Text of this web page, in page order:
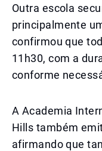
Outra escola
principalmente
confirmou que
11h30, com a
conforme
A Academia
Hills também
afirmando que